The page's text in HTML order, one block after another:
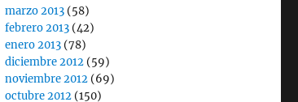
marzo 2013 (58)
febrero 2013 (42)
enero 2013 (78)
diciembre 2012 (59)
noviembre 2012 (69)
octubre 2012 (150)